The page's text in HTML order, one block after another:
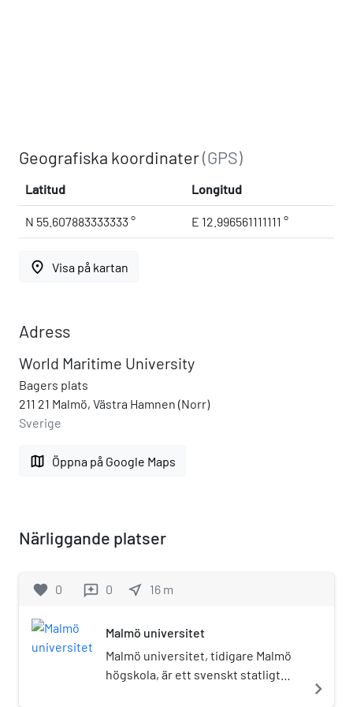
Geografiska koordinater(GPS)
Latitud Longitud
N 55.607883333333 ° E 12.996561111111 °
place Visa på kartan
Adress
World Maritime University
Bagers plats
211 21 Malmö, Västra Hamnen (Norr)
Sverige
map Öppna på Google Maps
Närliggande platser
favorite 0 reviews 0 near_me 16 m
Malmö universitet
Malmö universitet, tidigare Malmö
högskola, är ett svenskt statligt
navigate_next